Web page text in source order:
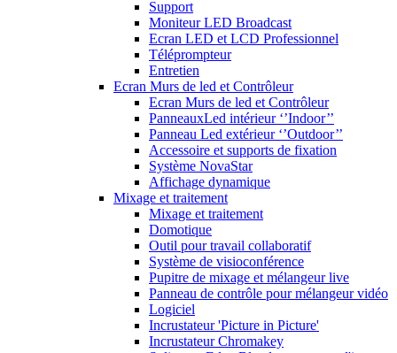
Support
Moniteur LED Broadcast
Ecran LED et LCD Professionnel
Téléprompteur
Entretien
Ecran Murs de led et Contrôleur
Ecran Murs de led et Contrôleur
PanneauxLed intérieur ‘’Indoor’’
Panneau Led extérieur ‘’Outdoor’’
Accessoire et supports de fixation
Système NovaStar
Affichage dynamique
Mixage et traitement
Mixage et traitement
Domotique
Outil pour travail collaboratif
Système de visioconférence
Pupitre de mixage et mélangeur live
Panneau de contrôle pour mélangeur vidéo
Logiciel
Incrustateur 'Picture in Picture'
Incrustateur Chromakey